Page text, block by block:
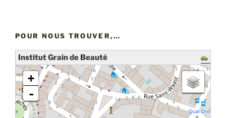
POUR NOUS TROUVER,…
Institut Grain de Beauté
chargement de la carte - veuillez patienter...
+
-